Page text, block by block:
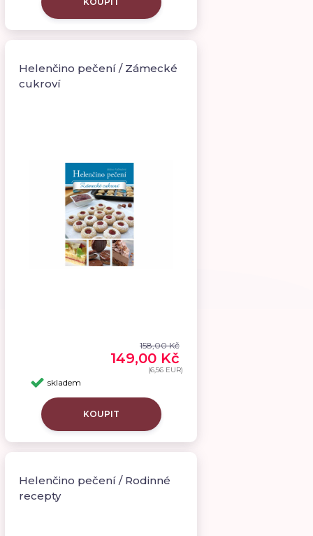
Helenčino pečení / Zámecké
cukroví
158,00 Kč
149,00 Kč
(6,56 EUR)
skladem
KOUPIT
Helenčino pečení / Rodinné
recepty